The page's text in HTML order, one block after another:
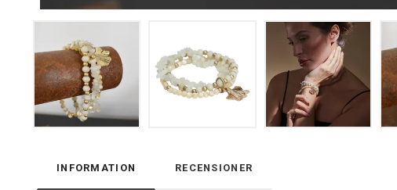
INFORMATION RECENSIONER